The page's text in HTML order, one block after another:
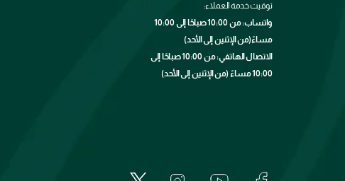
توقيت خدمة العملاء:
واتساب: من 10:00 صباحًا إلى 10:00
مساءً(من الإثنين إلى الأحد)
الاتصال الهاتفي: من 10:00 صباحًا إلى
10:00 مساءً (من الإثنين إلى الأحد)